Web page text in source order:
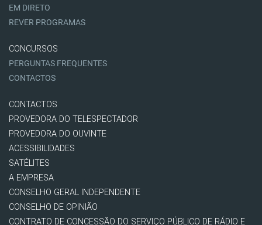
EM DIRETO
REVER PROGRAMAS
CONCURSOS
PERGUNTAS FREQUENTES
CONTACTOS
CONTACTOS
PROVEDORA DO TELESPECTADOR
PROVEDORA DO OUVINTE
ACESSIBILIDADES
SATÉLITES
A EMPRESA
CONSELHO GERAL INDEPENDENTE
CONSELHO DE OPINIÃO
CONTRATO DE CONCESSÃO DO SERVIÇO PÚBLICO DE RÁDIO E